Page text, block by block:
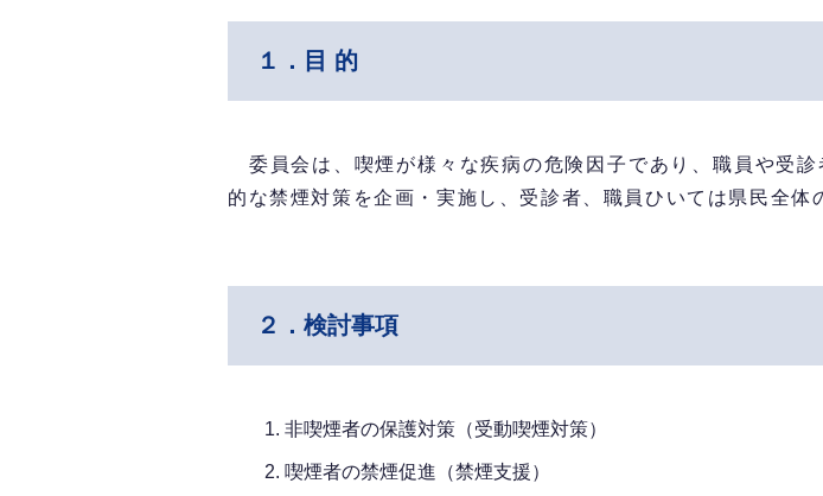
１．目 的
委員会は、喫煙が様々な疾病の危険因子であり、職員や受
的な禁煙対策を企画・実施し、受診者、職員ひいては県民全体
２．検討事項
非喫煙者の保護対策（受動喫煙対策）
喫煙者の禁煙促進（禁煙支援）